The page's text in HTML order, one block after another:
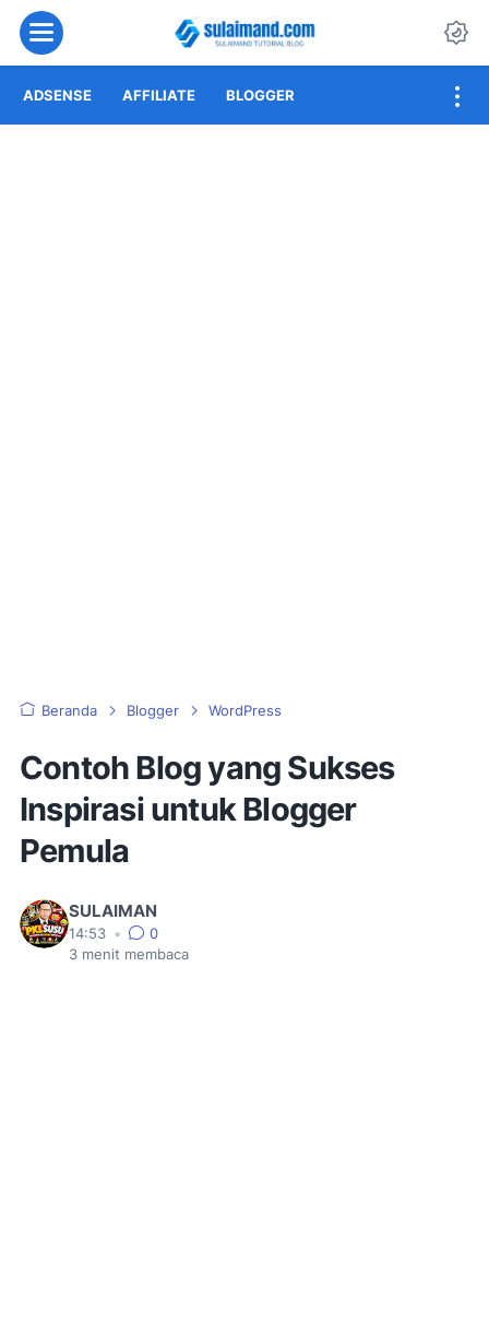
Menu
ADSENSE AFFILIATE BLOGGER
Beranda Blogger WordPress
Contoh Blog yang Sukses
Inspirasi untuk Blogger
Pemula
SULAIMAN
14:53 •
0
3 menit membaca